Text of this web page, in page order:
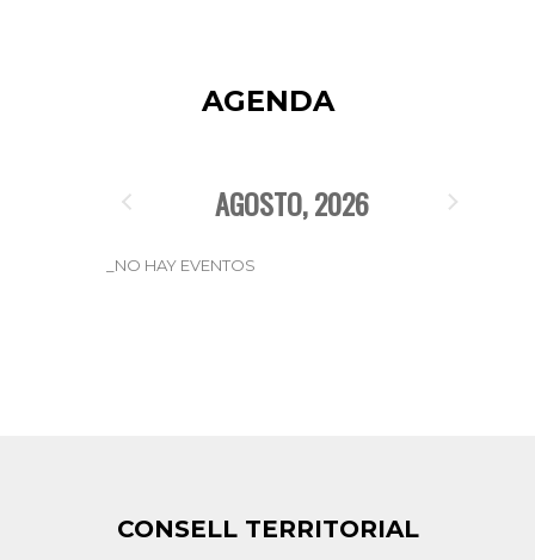
AGENDA
AGOSTO, 2026
_NO HAY EVENTOS
CONSELL TERRITORIAL